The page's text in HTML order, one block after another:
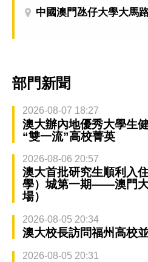
中國澳門氹仔大學大馬
部門新聞
2026-08-07 18:27
澳大辦內地優秀大學生
“雙一流”高校菁英
2026-08-06 20:57
澳大首批研究生順利入
學）城第一期——澳門
場）
2026-08-05 20:34
澳大校長訪問福州高校
2026-08-05 20:31